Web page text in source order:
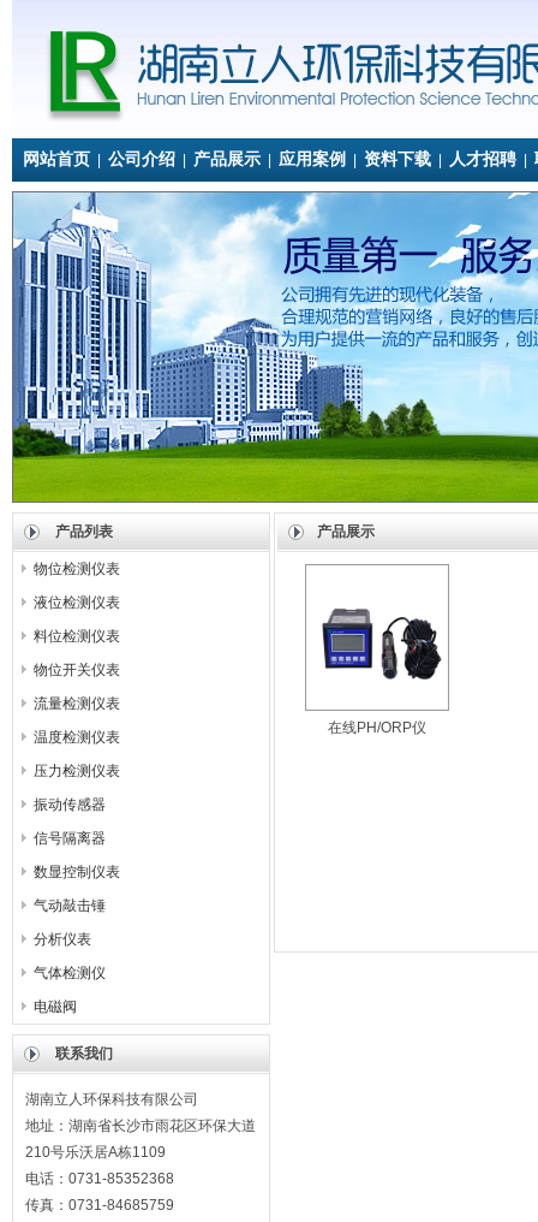
网站首页 公司介绍 产品展示 应用案例 资料下载 人才招聘
产品列表
物位检测仪表
液位检测仪表
料位检测仪表
物位开关仪表
流量检测仪表
温度检测仪表
压力检测仪表
振动传感器
信号隔离器
数显控制仪表
气动敲击锤
分析仪表
气体检测仪
电磁阀
联系我们
湖南立人环保科技有限公司
地址：湖南省长沙市雨花区环保大道
210号乐沃居A栋1109
电话：0731-85352368
传真：0731-84685759
产品展示
在线PH/ORP仪